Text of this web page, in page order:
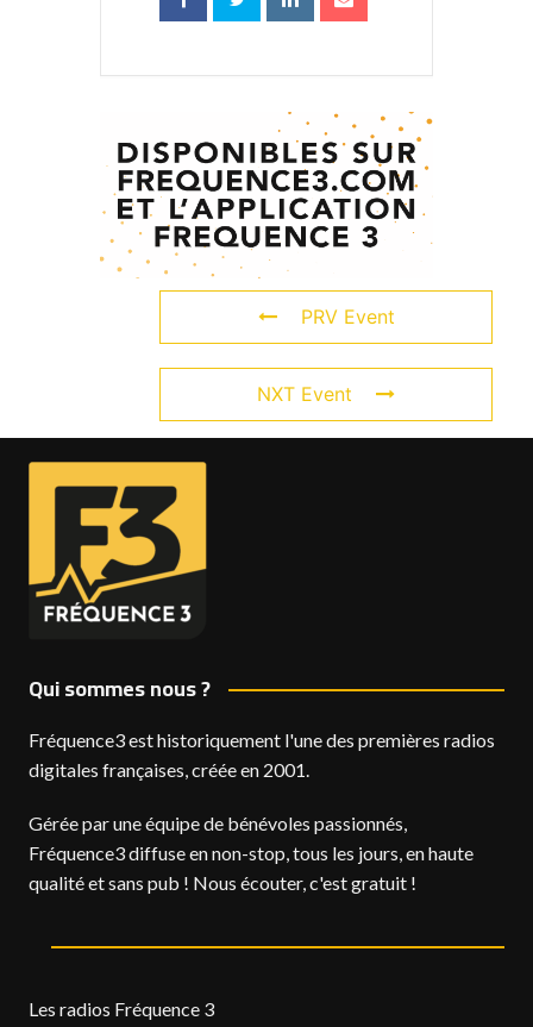
PRV Event
NXT Event
Qui sommes nous ?
Fréquence3 est historiquement l'une des premières radios
digitales françaises, créée en 2001.
Gérée par une équipe de bénévoles passionnés,
Fréquence3 diffuse en non-stop, tous les jours, en haute
qualité et sans pub ! Nous écouter, c'est gratuit !
Les radios Fréquence 3